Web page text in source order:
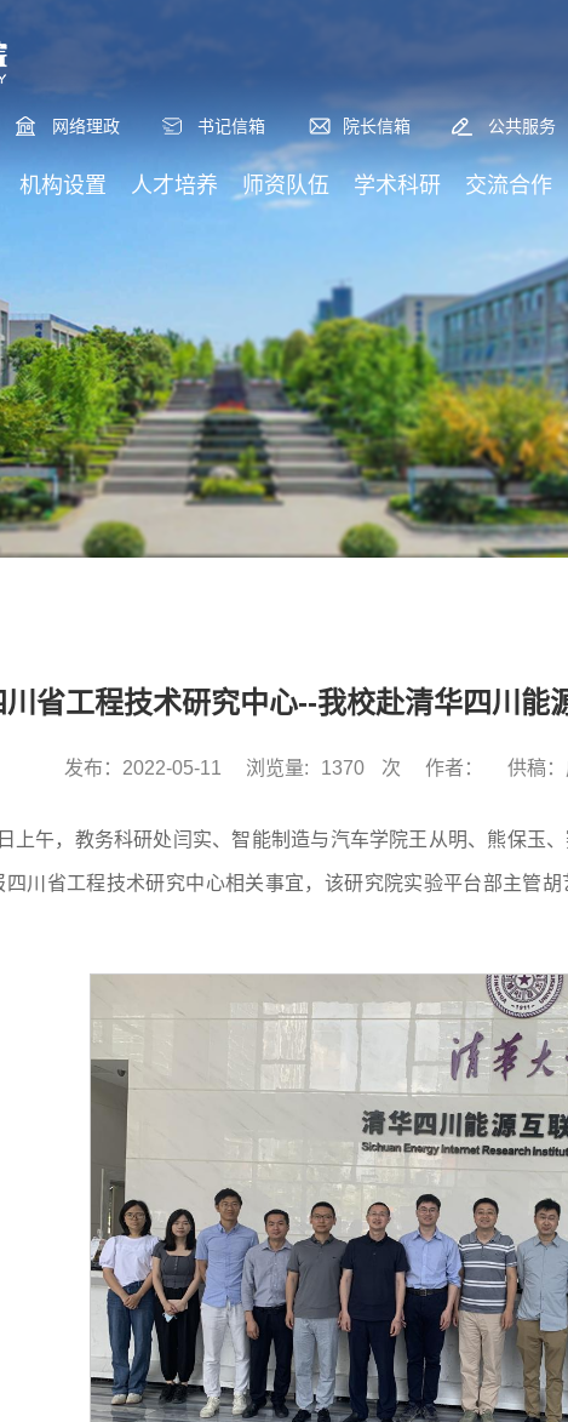
网络理政 书记信箱 院长信箱 公共服务
机构设置 人才培养 师资队伍 学术科研 交流合作
省工程技术研究中心--我校赴清华四川能
发布：2022-05-11 浏览量: 1370 次 作者： 供稿
上午，教务科研处闫实、智能制造与汽车学院王从明、熊保玉
四川省工程技术研究中心相关事宜，该研究院实验平台部主管